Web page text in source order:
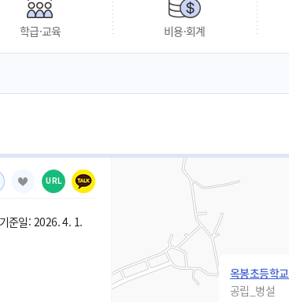
학급·교육 비용·회계
URL
준일: 2026. 4. 1.
옥봉초등학
공립_병설